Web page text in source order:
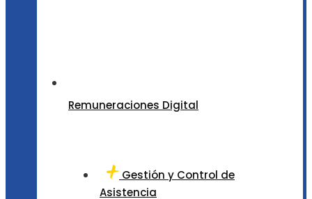
Remuneraciones Digital
Gestión y Control de
Asistencia